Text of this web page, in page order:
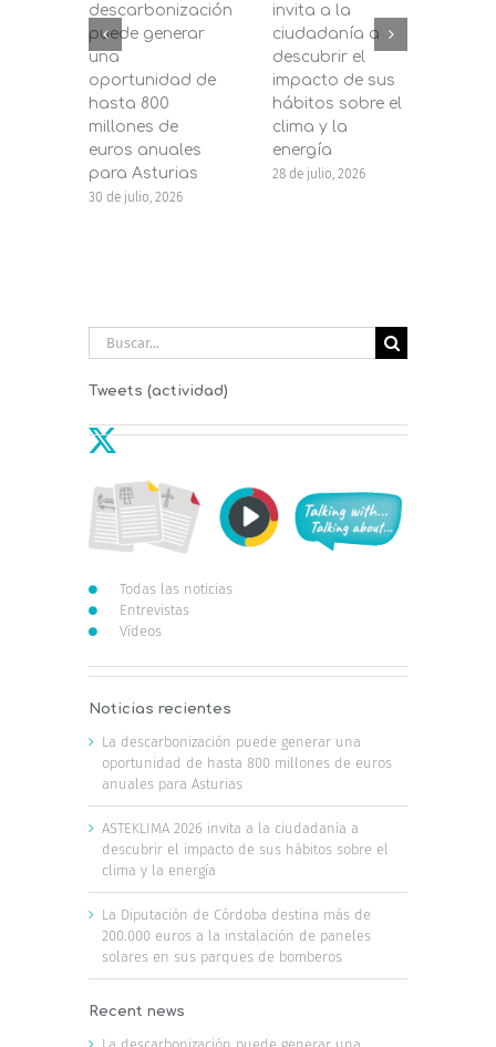
descarbonización
puede generar
una
oportunidad de
hasta 800
millones de
euros anuales
para Asturias
30 de julio, 2026
invita a la
ciudadanía a
descubrir el
impacto de sus
hábitos sobre el
clima y la
energía
28 de julio, 2026
Buscar:
Tweets (actividad)
Todas las noticias
Entrevistas
Vídeos
Noticias recientes
La descarbonización puede generar una
oportunidad de hasta 800 millones de euros
anuales para Asturias
ASTEKLIMA 2026 invita a la ciudadanía a
descubrir el impacto de sus hábitos sobre el
clima y la energía
La Diputación de Córdoba destina más de
200.000 euros a la instalación de paneles
solares en sus parques de bomberos
Recent news